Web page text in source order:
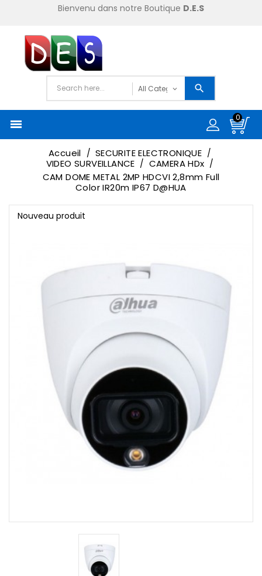
Bienvenu dans notre Boutique D.E.S

0
Accueil
SECURITE ELECTRONIQUE
VIDEO SURVEILLANCE
CAMERA HDx
CAM DOME METAL 2MP HDCVI 2,8mm Full
Color IR20m IP67 D@HUA
Nouveau produit